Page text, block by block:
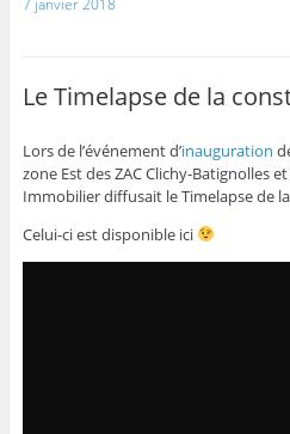
7 janvier 2018
Le Timelapse de la
Lors de l’événement d’inauguration
zone Est des ZAC Clichy-Batignolles
Immobilier diffusait le Timelapse de
Celui-ci est disponible ici